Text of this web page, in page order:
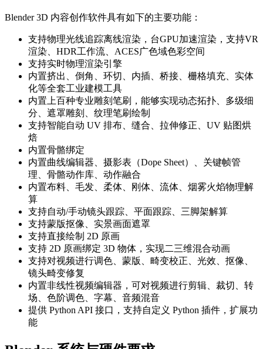
Blender 3D 内容创作软件具有如下的主要功能：
支持物理光线追踪离线渲染，台GPU加速渲染，支持VR
渲染、HDR工作流、ACES广色域色彩空间
支持实时物理渲染引擎
内置挤出、倒角、环切、内插、桥接、栅格填充、实体
化等全套工业建模工具
内置上百种专业雕刻笔刷，能够实现动态拓扑、多级细
分、遮罩雕刻、纹理笔刷绘制
支持智能自动 UV 排布、缝合、拉伸修正、UV 贴图烘
焙
内置骨骼绑定
内置曲线编辑器、摄影表（Dope Sheet）、关键帧管
理、骨骼动作库、动作融合
内置布料、毛发、柔体、刚体、流体、烟雾火焰物理解
算
支持自动/手动镜头跟踪、平面跟踪、三脚架解算
支持蒙版抠像、实景画面遮罩
支持直接绘制 2D 原画
支持 2D 原画绑定 3D 物体，实现二三维混合动画
支持对视频进行调色、蒙版、畸变校正、光效、抠像、
镜头畸变修复
内置非线性视频编辑器，可对视频进行剪辑、裁切、转
场、色阶调色、字幕、音频混音
提供 Python API 接口，支持自定义 Python 插件，扩展功
能